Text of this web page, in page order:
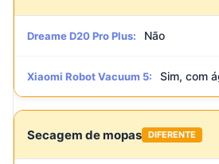
Dreame D20 Pro Plus: Não
Xiaomi Robot Vacuum 5: Sim, com
Secagem de mopas DIFERENTE